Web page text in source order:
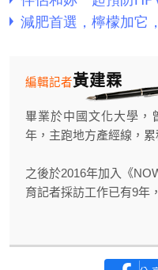
黃建霖
編輯記者
畢業於中國文化大學，
年，主跑地方產經線，
之後於2016年加入《
育記者採訪工作已有9年